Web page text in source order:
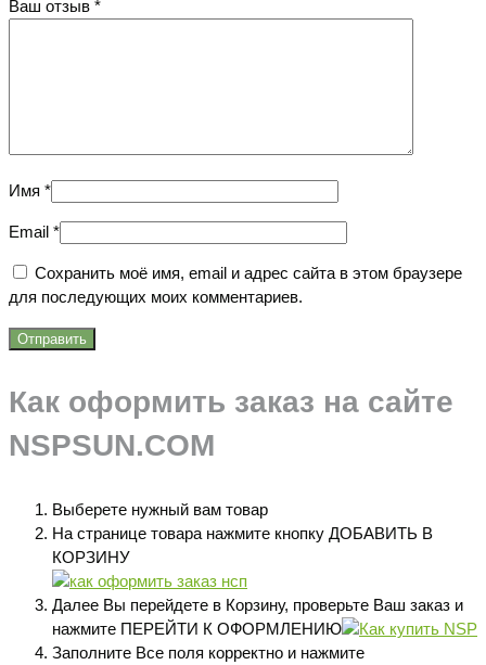
Ваш отзыв *
Имя *
Email *
Сохранить моё имя, email и адрес сайта в этом браузере
для последующих моих комментариев.
Как оформить заказ на сайте
NSPSUN.COM
Выберете нужный вам товар
На странице товара нажмите кнопку ДОБАВИТЬ В
КОРЗИНУ
Далее Вы перейдете в Корзину, проверьте Ваш заказ и
нажмите ПЕРЕЙТИ К ОФОРМЛЕНИЮ
Заполните Все поля корректно и нажмите